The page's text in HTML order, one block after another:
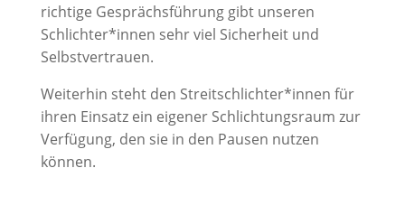
richtige Gesprächsführung gibt unseren
Schlichter*innen sehr viel Sicherheit und
Selbstvertrauen.
Weiterhin steht den Streitschlichter*innen für
ihren Einsatz ein eigener Schlichtungsraum zur
Verfügung, den sie in den Pausen nutzen
können.